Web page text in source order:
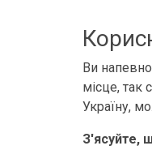
Ви
місце, так
Україну,
З'ясуйте,